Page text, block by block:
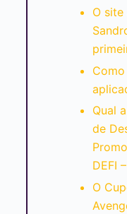
O site
Qual
de
DEFI
O